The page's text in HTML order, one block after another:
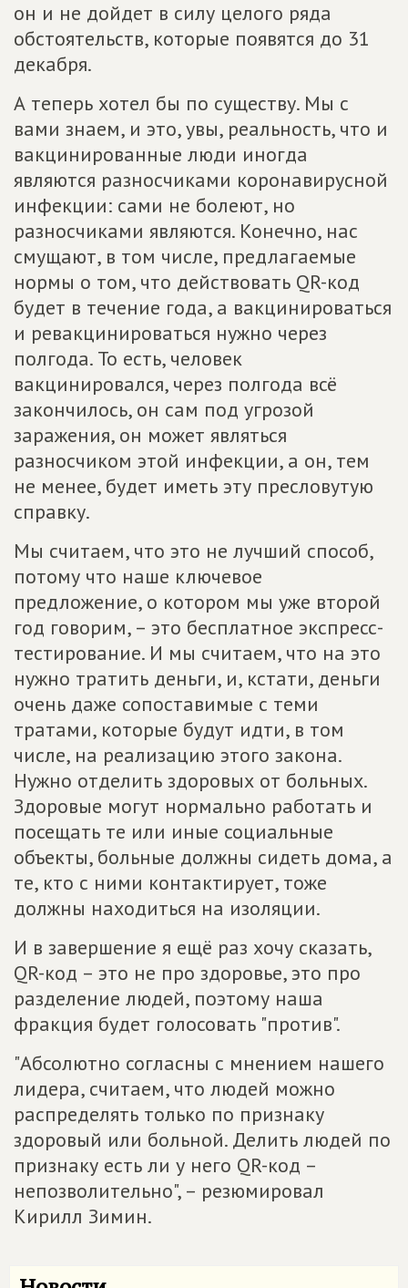
он и не дойдет в силу целого ряда
обстоятельств, которые появятся до 31
декабря.
А теперь хотел бы по существу. Мы с
вами знаем, и это, увы, реальность, что и
вакцинированные люди иногда
являются разносчиками коронавирусной
инфекции: сами не болеют, но
разносчиками являются. Конечно, нас
смущают, в том числе, предлагаемые
нормы о том, что действовать QR-код
будет в течение года, а вакцинироваться
и ревакцинироваться нужно через
полгода. То есть, человек
вакцинировался, через полгода всё
закончилось, он сам под угрозой
заражения, он может являться
разносчиком этой инфекции, а он, тем
не менее, будет иметь эту пресловутую
справку.
Мы считаем, что это не лучший способ,
потому что наше ключевое
предложение, о котором мы уже второй
год говорим, – это бесплатное экспресс-
тестирование. И мы считаем, что на это
нужно тратить деньги, и, кстати, деньги
очень даже сопоставимые с теми
тратами, которые будут идти, в том
числе, на реализацию этого закона.
Нужно отделить здоровых от больных.
Здоровые могут нормально работать и
посещать те или иные социальные
объекты, больные должны сидеть дома, а
те, кто с ними контактирует, тоже
должны находиться на изоляции.
И в завершение я ещё раз хочу сказать,
QR-код – это не про здоровье, это про
разделение людей, поэтому наша
фракция будет голосовать "против".
"Абсолютно согласны с мнением нашего
лидера, считаем, что людей можно
распределять только по признаку
здоровый или больной. Делить людей по
признаку есть ли у него QR-код –
непозволительно", – резюмировал
Кирилл Зимин.